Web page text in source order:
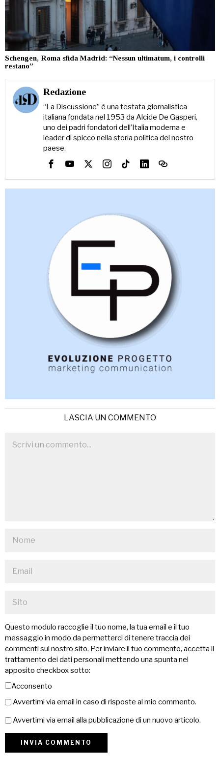
Schengen, Roma sfida Madrid: “Nessun ultimatum, i controlli
restano”
Redazione
“La Discussione” è una testata giornalistica
italiana fondata nel 1953 da Alcide De Gasperi,
uno dei padri fondatori dell’Italia moderna e
leader di spicco nella storia politica del nostro
paese.
LASCIA UN COMMENTO
Questo modulo raccoglie il tuo nome, la tua email e il tuo
messaggio in modo da permetterci di tenere traccia dei
commenti sul nostro sito. Per inviare il tuo commento, accetta il
trattamento dei dati personali mettendo una spunta nel
apposito checkbox sotto:
Acconsento
Avvertimi via email in caso di risposte al mio commento.
Avvertimi via email alla pubblicazione di un nuovo articolo.